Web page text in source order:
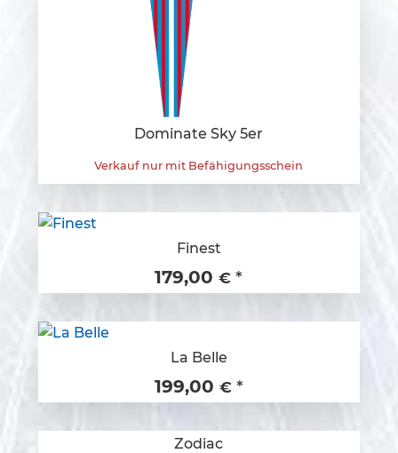
Dominate Sky 5er
Verkauf nur mit Befähigungsschein
Finest
179,00€ *
La Belle
199,00 € *
Zodiac